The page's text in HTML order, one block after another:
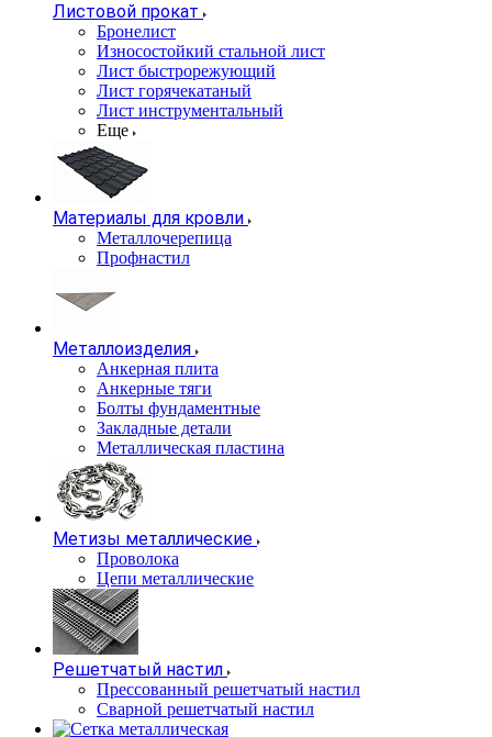
Листовой прокат
Бронелист
Износостойкий стальной лист
Лист быстрорежующий
Лист горячекатаный
Лист инструментальный
Еще
Материалы для кровли
Металлочерепица
Профнастил
Металлоизделия
Анкерная плита
Анкерные тяги
Болты фундаментные
Закладные детали
Металлическая пластина
Метизы металлические
Проволока
Цепи металлические
Решетчатый настил
Прессованный решетчатый настил
Сварной решетчатый настил